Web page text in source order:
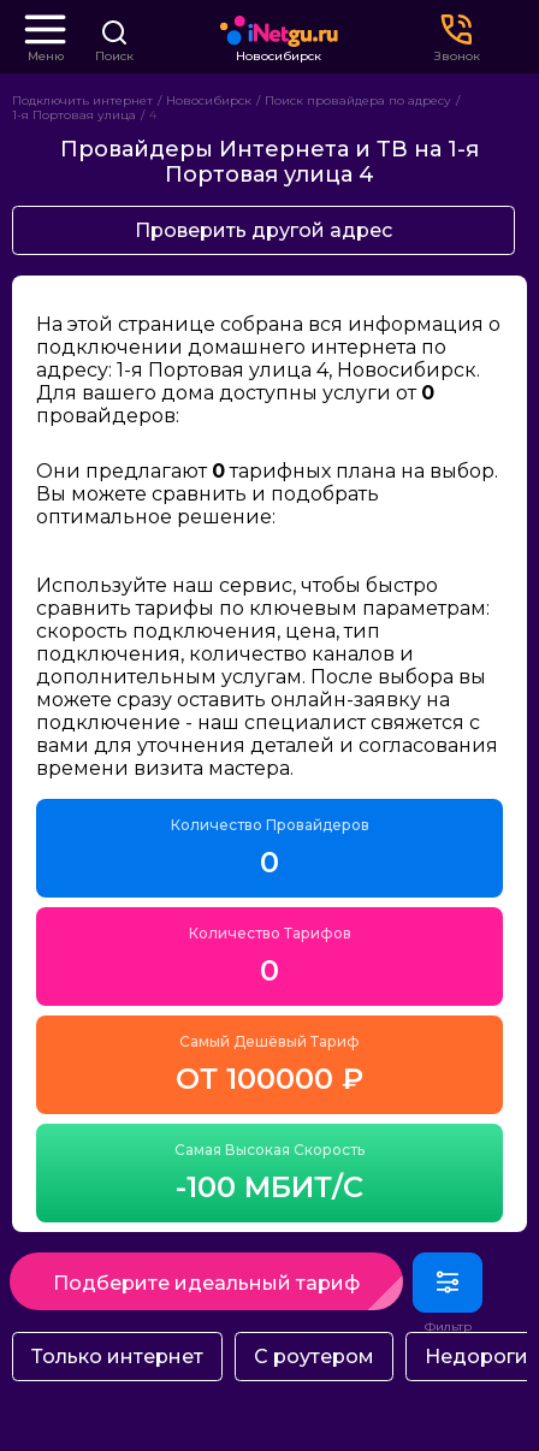
Меню Поиск Новосибирск Звонок
Подключить интернет Новосибирск
Поиск провайдера по адресу
1-я Портовая улица
4
Провайдеры Интернета и ТВ на 1-я
Портовая улица 4
Проверить другой адрес
На этой странице собрана вся информация о
подключении домашнего интернета по
адресу: 1-я Портовая улица 4, Новосибирск.
Для вашего дома доступны услуги от 0
провайдеров:
Они предлагают 0тарифных плана на выбор.
Вы можете сравнить и подобрать
оптимальное решение:
Используйте наш сервис, чтобы быстро
сравнить тарифы по ключевым параметрам:
скорость подключения, цена, тип
подключения, количество каналов и
дополнительным услугам. После выбора вы
можете сразу оставить онлайн-заявку на
подключение - наш специалист свяжется с
вами для уточнения деталей и согласования
времени визита мастера.
Количество Провайдеров
0
Количество Тарифов
0
Самый Дешёвый Тариф
ОТ 100000 ₽
Самая Высокая Скорость
-100 МБИТ/С
Подберите идеальный тариф
Только интернет С роутером Недорогие